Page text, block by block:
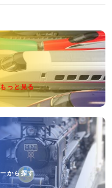
っと見る
から探す